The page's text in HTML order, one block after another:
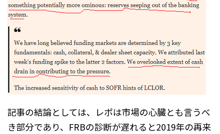
記事の結論としては、レポは市場の心臓とも言うべ
き部分であり、FRBの診断が遅れると2019年の再来